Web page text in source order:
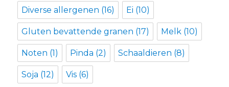
Diverse allergenen (16) Ei (10)
Gluten bevattende granen (17) Melk (10)
Noten (1) Pinda (2) Schaaldieren (8)
Soja (12) Vis (6)